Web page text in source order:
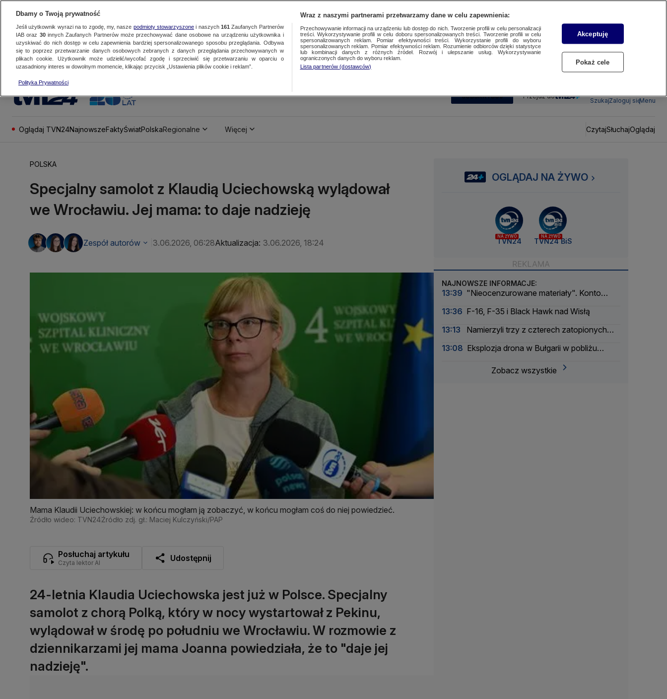
SUBSKRYBUJ Przejdź do
SzukajZaloguj sięMenu
Oglądaj TVN24NajnowszeFaktyŚwiatPolskaRegionalne Więcej CzytajSłuchajOglądaj
POLSKA
Specjalny samolot z Klaudią Uciechowską wylądował
we Wrocławiu. Jej mama: to daje nadzieję
Zespół autorów 3.06.2026, 06:28Aktualizacja: 3.06.2026, 18:24
Mama Klaudii Uciechowskiej: w końcu mogłam ją zobaczyć, w końcu mogłam coś do niej powiedzieć.
Źródło wideo: TVN24Źródło zdj. gł.: Maciej Kulczyński/PAP
Posłuchaj artykułu
Czyta lektor AI Udostępnij
24-letnia Klaudia Uciechowska jest już w Polsce. Specjalny
samolot z chorą Polką, który w nocy wystartował z Pekinu,
wylądował w środę po południu we Wrocławiu. W rozmowie z
dziennikarzami jej mama Joanna powiedziała, że to "daje jej
nadzieję".
OGLĄDAJ NA ŻYWO
NA ŻYWO
TVN24
NA ŻYWO
TVN24 BiS
NAJNOWSZE INFORMACJE:
13:39 "Nieocenzurowane materiały". Konto
13:36 F-16, F-35 i Black Hawk nad Wisłą
13:13
Namierzyli trzy z czterech zatopionych
13:08 Eksplozja drona w Bułgarii w pobliżu
Zobacz wszystkie
Dbamy o Twoją prywatność
Jeśli użytkownik wyrazi na to zgodę, my, nasze podmioty stowarzyszonei naszych 161 Zaufanych Partnerów
IAB oraz 30innych Zaufanych Partnerów może przechowywać dane osobowe na urządzeniu użytkownika i
uzyskiwać do nich dostęp w celu zapewnienia bardziej spersonalizowanego sposobu przeglądania. Odbywa
się to poprzez przetwarzanie danych osobowych zebranych z danych przeglądania przechowywanych w
plikach cookie. Użytkownik może udzielić/wycofać zgodę i sprzeciwić się przetwarzaniu w oparciu o
uzasadniony interes w dowolnym momencie, klikając przycisk „Ustawienia plików cookie i reklam”.
Polityka Prywatności
Wraz z naszymi partnerami przetwarzamy dane w celu zapewnienia:
Przechowywanie informacji na urządzeniu lub dostęp do nich. Tworzenie profili w celu personalizacji
treści. Wykorzystywanie profili w celu doboru spersonalizowanych treści. Tworzenie profili w celu
spersonalizowanych reklam. Pomiar efektywności treści. Wykorzystanie profili do wyboru
spersonalizowanych reklam. Pomiar efektywności reklam. Rozumienie odbiorców dzięki statystyce
lub kombinacji danych z różnych źródeł. Rozwój i ulepszanie usług. Wykorzystywanie
ograniczonych danych do wyboru reklam.
Lista partnerów (dostawców)
Akceptuję
Pokaż cele